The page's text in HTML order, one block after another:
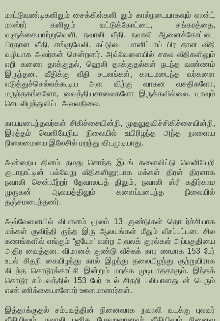
மாட்டுவண்டிகளிலும் சைக்கிள்களி லும் கால்நடையாகவும் லான்ட்
மாஸ்ரர் களிலும் வட்டுக்கோட்டை, சங்கரத்தை,
வளுக்கையாற்றுவெளி, நவாலி வீதி, நவாலி ஆனைக்கோட்டை
பிரதான வீதி, சங்குவேலி, கட்டுடை மானிப்பாய் பிர தான வீதி
வழியாக அவர்கள் சென்றனர். அவ்வேளையில் சகல வீதிகளிலும்
எறி கணை தாக்குதல், ஹெலி தாக்குதல்கள் நடந்த வண்ணம்
இருந்தன. வீதிக்கு வீதி சடலங்கள், காயமடைந்த வர்களை
எடுத்துச்செல்லக்கூடிய அள விற்கு வாகன வசதிகளோ,
மருந்தகங்களோ, வைத்தியசாலைகளோ இருக்கவில்லை. யாவும்
செயலிழந்துவிட்ட அவலநிலை.
காயமடைந்தவர்கள் சிகிச்சையின்றி, முதலுதவிச்சிகிச்சையின்றி,
இரத்தம் வெளியேறிய நிலையில் உயிரிழந்த அந்த நாளைய
நிலைமையை இலேசில் மறந்து விடமுடியாது.
அன்றைய தினம் தமது சொந்த இடங் களைவிட்டு வெளியேறி
குடாநாட்டின் பல்வேறு வீதிகளினூடாக மக்கள் திரள் திரளாக
நவாலி சென்.பீற்றர் தேவாலயத் திலும், நவாலி ஸ்ரீ கதிர்காம
முருகன் ஆலயத்திலும் களைப்படைந்த நிலையில்
தஞ்சமடைந்தனர்.
அவ்வேளையில் விமானம் மூலம் 13 குண்டுகள் தொடர்ச்சியாக
மக்கள் குவிந்தி ருந்த இரு ஆலயங்கள் மீதும் வீசப்பட்டன. சில
கணங்களில் எங்கும் “ஐயோ’ என்ற அவலக் குரல்கள் அப்பகுதியை
அதிர வைத்தன. விமானக் குண்டு வீச்சுக் கார ணமாக 153 பேர்
உடல் சிதறி கையிழந்து கால் இழந்து தலையிழந்து குற்றுயிராக
கிடந்த கொடூரக்காட்சி இன்றும் மறக்க முடியாததாகும். இந்தக்
கொடூர சம்பவத்தில் 153 பேர் உடல் சிதறி பலியானதுடன் பெரும்
எண் ணிக்கையானோர் ஊனமானார்கள்.
இத்தாக்குதல் சம்பவத்தின் நினைவாக நவாலி வடக்கு புலவர்